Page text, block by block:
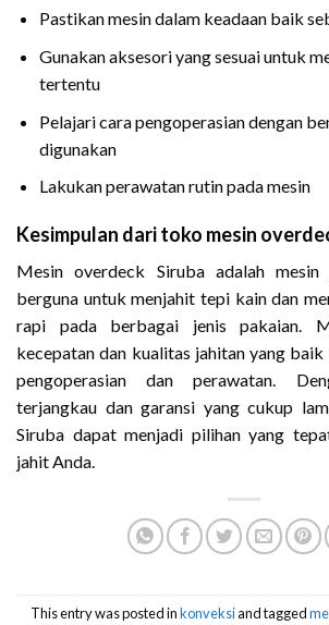
Pastikan mesin dalam keadaan baik
Gunakan aksesori yang sesuai untuk
tertentu
Pelajari cara pengoperasian dengan
digunakan
Lakukan perawatan rutin pada mesin
Kesimpulan dari toko mesin
Mesin overdeck Siruba adalah
berguna untuk menjahit tepi kain dan
rapi pada berbagai jenis pakaian.
kecepatan dan kualitas jahitan yang baik
pengoperasian dan perawatan.
terjangkau dan garansi yang cukup
Siruba dapat menjadi pilihan yang
jahit Anda.
This entry was posted inkonveksiand tagged